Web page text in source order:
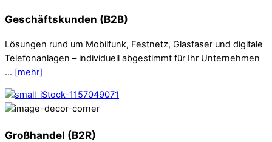
Geschäftskunden (B2B)
Lösungen rund um Mobilfunk, Festnetz, Glasfaser und digitale
Telefonanlagen –individuell abgestimmt für Ihr Unternehmen
… [mehr]
Großhandel (B2R)